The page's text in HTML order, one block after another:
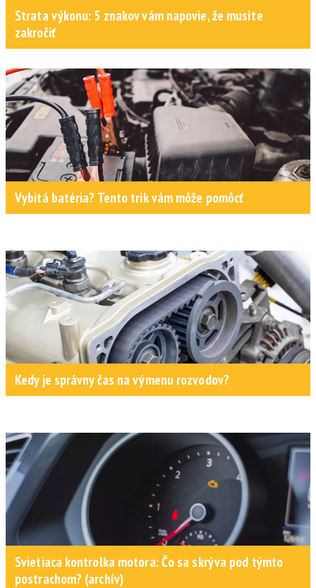
Strata výkonu: 5 znakov vám napovie, že musíte
zakročiť
Vybitá batéria? Tento trik vám môže pomôcť
Kedy je správny čas na výmenu rozvodov?
Svietiaca kontrolka motora: Čo sa skrýva pod týmto
postrachom? (archív)